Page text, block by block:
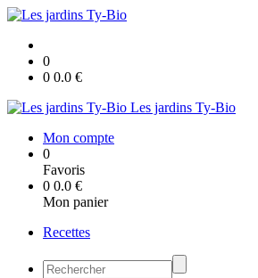
0
0 0.0 €
Les jardins Ty-Bio
Mon compte
0
Favoris
0 0.0 €
Mon panier
Recettes